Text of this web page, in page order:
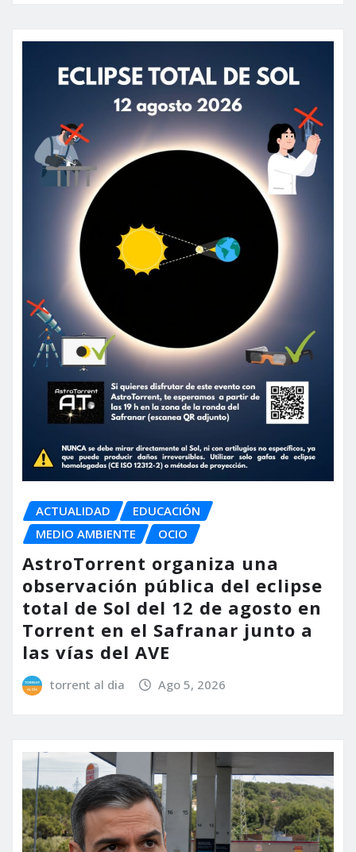
ACTUALIDAD
EDUCACIÓN
MEDIO AMBIENTE
OCIO
AstroTorrent organiza una
observación pública del eclipse
total de Sol del 12 de agosto en
Torrent en el Safranar junto a
las vías del AVE
torrent al dia Ago 5, 2026